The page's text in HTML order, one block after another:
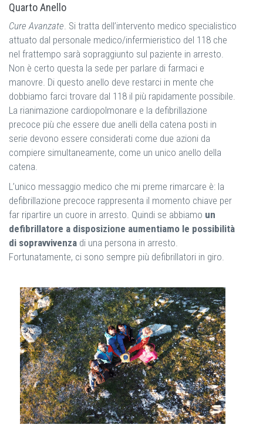
Quarto Anello
Cure Avanzate . Si tratta dell’intervento medico specialistico
attuato dal personale medico/infermieristico del 118 che
nel frattempo sarà sopraggiunto sul paziente in arresto.
Non è certo questa la sede per parlare di farmaci e
manovre. Di questo anello deve restarci in mente che
dobbiamo farci trovare dal 118 il più rapidamente possibile.
La rianimazione cardiopolmonare e la defibrillazione
precoce più che essere due anelli della catena posti in
serie devono essere considerati come due azioni da
compiere simultaneamente, come un unico anello della
catena.
L’unico messaggio medico che mi preme rimarcare è: la
defibrillazione precoce rappresenta il momento chiave per
far ripartire un cuore in arresto. Quindi se abbiamo un
defibrillatore a disposizione aumentiamo le possibilità
di sopravvivenza di una persona in arresto.
Fortunatamente, ci sono sempre più defibrillatori in giro.